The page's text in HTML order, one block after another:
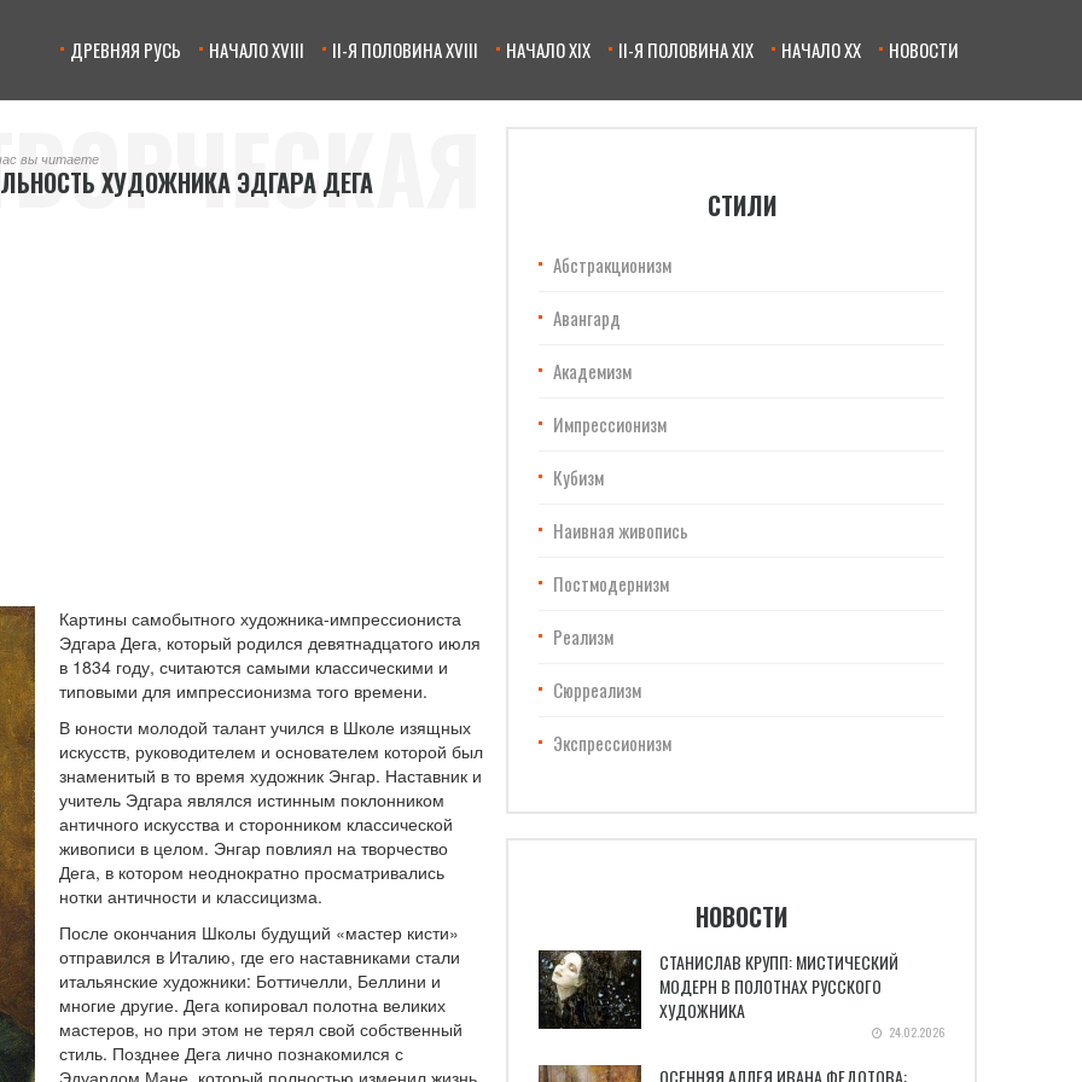
ДРЕВНЯЯ РУСЬ НАЧАЛО XVIII II-Я ПОЛОВИНА XVIII НАЧАЛО XIX II-Я ПОЛОВИНА XIX НАЧАЛО XX НОВОСТИ
вы читаете
ХУДОЖНИКА ЭДГАРА ДЕГА
Картины самобытного художника-импрессиониста
Эдгара Дега, который родился девятнадцатого июля
в 1834 году, считаются самыми классическими и
типовыми для импрессионизма того времени.
В юности молодой талант учился в Школе изящных
искусств, руководителем и основателем которой был
знаменитый в то время художник Энгар. Наставник и
учитель Эдгара являлся истинным поклонником
античного искусства и сторонником классической
живописи в целом. Энгар повлиял на творчество
Дега, в котором неоднократно просматривались
нотки античности и классицизма.
После окончания Школы будущий «мастер кисти»
отправился в Италию, где его наставниками стали
итальянские художники: Боттичелли, Беллини и
многие другие. Дега копировал полотна великих
мастеров, но при этом не терял свой собственный
стиль. Позднее Дега лично познакомился с
Эдуардом Мане, который полностью изменил жизнь
СТИЛИ
Абстракционизм
Авангард
Академизм
Импрессионизм
Кубизм
Наивная живопись
Постмодернизм
Реализм
Сюрреализм
Экспрессионизм
НОВОСТИ
СТАНИСЛАВ КРУПП: МИСТИЧЕСКИЙ
МОДЕРН В ПОЛОТНАХ РУССКОГО
ХУДОЖНИКА
24.02.2026
ОСЕННЯЯ АЛЛЕЯ ИВАНА ФЕДОТОВА: